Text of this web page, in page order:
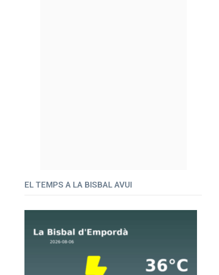
EL TEMPS A LA BISBAL AVUI